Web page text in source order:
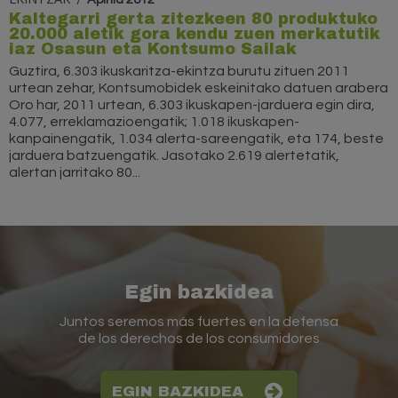
Kaltegarri gerta zitezkeen 80 produktuko
20.000 aletik gora kendu zuen merkatutik
iaz Osasun eta Kontsumo Sailak
Guztira, 6.303 ikuskaritza-ekintza burutu zituen 2011
urtean zehar, Kontsumobidek eskeinitako datuen arabera
Oro har, 2011 urtean, 6.303 ikuskapen-jarduera egin dira,
4.077, erreklamazioengatik; 1.018 ikuskapen-
kanpainengatik, 1.034 alerta-sareengatik, eta 174, beste
jarduera batzuengatik. Jasotako 2.619 alertetatik,
alertan jarritako 80...
Egin bazkidea
Juntos seremos más fuertes en la defensa
de los derechos de los consumidores
EGIN BAZKIDEA